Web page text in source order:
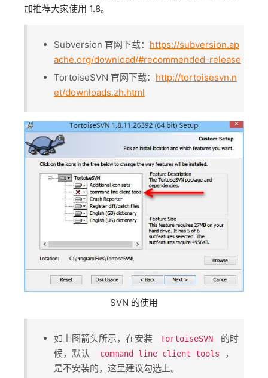
加推荐大家使用 1.8。
Subversion 官网下载： https://subversion.ap
ache.org/download/#recommended-release
TortoiseSVN 官网下载： http://tortoisesvn.n
et/downloads.zh.html
SVN 的使用
如上图箭头所示，在安装 ​ TortoiseSVN
​ 的时
候，默认​
command line client tools
​，
是不安装的，这里建议勾选上。